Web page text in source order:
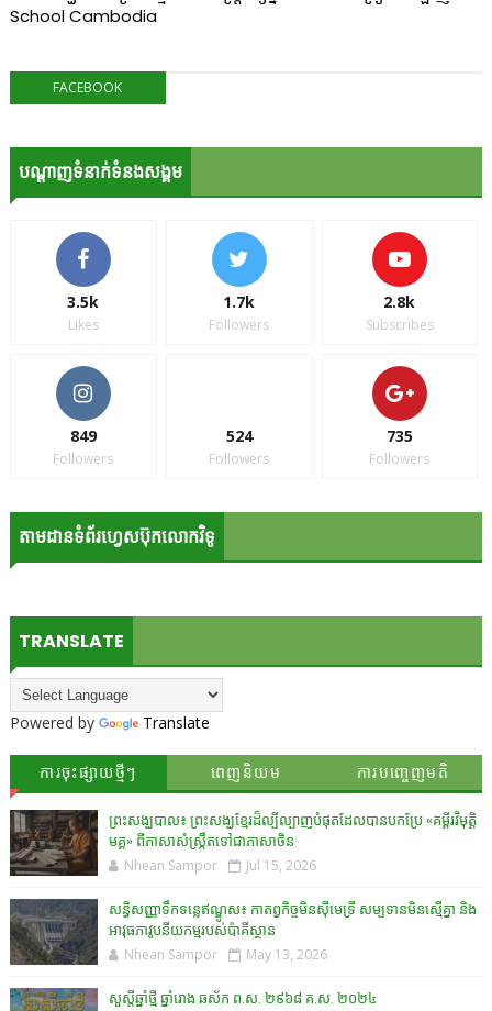
School Cambodia
FACEBOOK
បណ្ដាញទំនាក់ទំនងសង្គម
3.5k
Likes
1.7k
Followers
2.8k
Subscribes
849
Followers
524
Followers
735
Followers
តាមដានទំព័រហ្វេសប៊ុកលោកវិទូ
TRANSLATE
Powered by Translate
ការចុះផ្សាយថ្មីៗ ពេញនិយម ការបញ្ចេញមតិ
ព្រះសង្ឃបាល៖ ព្រះសង្ឃខ្មែរដ៏ល្បីល្បាញបំផុតដែលបានបកប្រែ «គម្ពីរវិមុត្តិ
មគ្គ» ពីភាសាសំស្រ្កឹតទៅជាភាសាចិន
Nhean Sampor Jul 15, 2026
សន្ធិសញ្ញាទឹកទន្លេឥណ្ឌូស៖ កាតព្វកិច្ចមិនស៊ីមេទ្រី សម្បទានមិនស្មើគ្នា និង
អាវុធភាវូបនីយកម្មរបស់ប៉ាគីស្ថាន​
Nhean Sampor May 13, 2026
សួស្តីឆ្នាំថ្មី ឆ្នាំរោង ឆស័ក ព.ស. ២៩៦៨ គ.ស. ២០២៤